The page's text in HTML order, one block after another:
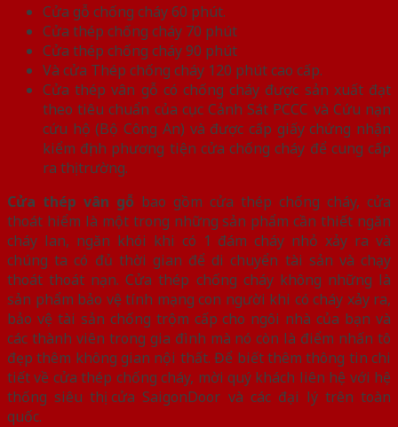
Cửa gỗ chống cháy 60 phút.
Cửa thép chống cháy 70 phút
Cửa thép chống cháy 90 phút
Và cửa Thép chống cháy 120 phút cao cấp.
Cửa thép vân gỗ có chống cháy được sản xuất đạt
theo tiêu chuẩn của cục Cảnh Sát PCCC và Cứu nạn
cứu hộ (Bộ Công An) và được cấp giấy chứng nhận
kiểm định phương tiện cửa chống cháy để cung cấp
ra thị trường.
Cửa thép vân gỗ bao gồm cửa thép chống cháy, cửa
thoát hiểm là một trong những sản phẩm cần thiết ngăn
cháy lan, ngăn khói khi có 1 đám cháy nhỏ xảy ra và
chúng ta có đủ thời gian để di chuyển tài sản và chạy
thoát thoát nạn. Cửa thép chống cháy không những là
sản phẩm bảo vệ tính mạng con người khi có cháy xảy ra,
bảo vệ tài sản chống trộm cấp cho ngôi nhà của bạn và
các thành viên trong gia đình mà nó còn là điểm nhấn tô
đẹp thêm không gian nội thất. Để biết thêm thông tin chi
tiết về cửa thép chống cháy, mời quý khách liên hệ với hệ
thống siêu thị cửa SaigonDoor và các đại lý trên toàn
quốc.